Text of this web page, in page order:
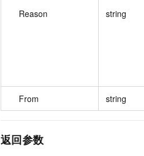
Reason string
From string
返回参数